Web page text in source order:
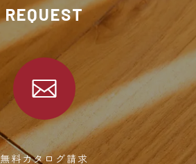
REQUEST
無料カタログ請求